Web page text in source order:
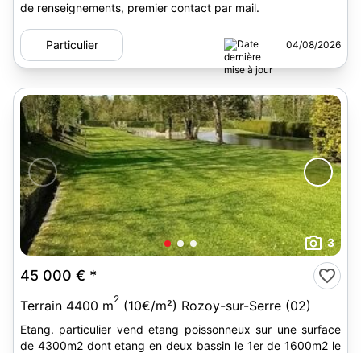
de renseignements, premier contact par mail.
Particulier 04/08/2026
3
45 000 € *
Terrain 4400 m2 (10€/m²) Rozoy-sur-Serre (02)
Etang. particulier vend etang poissonneux sur une surface
de 4300m2 dont etang en deux bassin le 1er de 1600m2 le